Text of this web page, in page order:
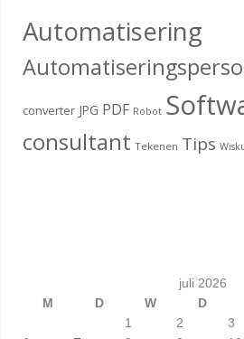
Automatisering
converter JPG PDF Robot
consultant Tekenen Tips
juli 2026
M
D W D
1
2 3